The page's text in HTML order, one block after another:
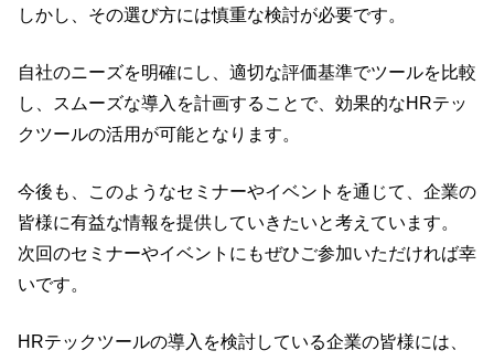
しかし、その選び方には慎重な検討が必要です。
自社のニーズを明確にし、適切な評価基準でツールを比較
し、スムーズな導入を計画することで、効果的なHRテッ
クツールの活用が可能となります。
今後も、このようなセミナーやイベントを通じて、企業の
皆様に有益な情報を提供していきたいと考えています。
次回のセミナーやイベントにもぜひご参加いただければ幸
いです。
HRテックツールの導入を検討している企業の皆様には、